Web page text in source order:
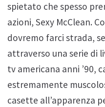
spietato che spesso
azioni, Sexy McClean.
dovremo farci strada,
attraverso una serie di
tv americana anni ’90,
estremamente
casette all’apparenza